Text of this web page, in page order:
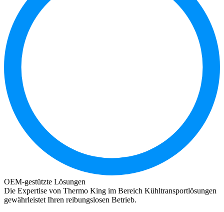
OEM-gestützte Lösungen
Die Expertise von Thermo King im Bereich Kühltransportlösungen
gewährleistet Ihren reibungslosen Betrieb.